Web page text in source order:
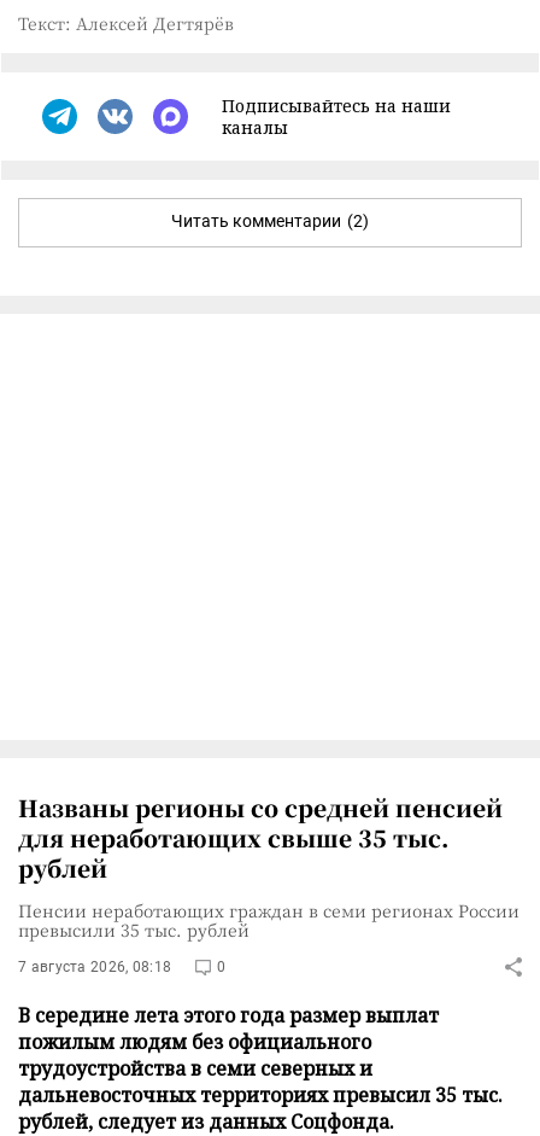
Текст: Алексей Дегтярёв
Подписывайтесь на наши
каналы
Читать комментарии (2)
Названы регионы со средней пенсией
для неработающих свыше 35 тыс.
рублей
Пенсии неработающих граждан в семи регионах России
превысили 35 тыс. рублей
7 августа 2026, 08:18 0
В середине лета этого года размер выплат
пожилым людям без официального
трудоустройства в семи северных и
дальневосточных территориях превысил 35 тыс.
рублей, следует из данных Соцфонда.